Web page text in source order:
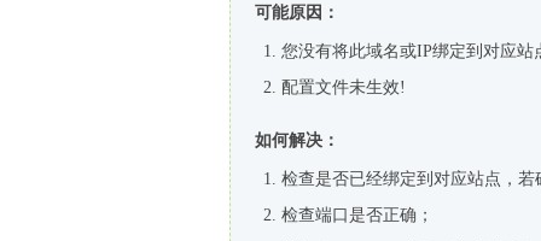
可能原因：
您没有将此域名或IP绑定到对应站
配置文件未生效!
如何解决：
检查是否已经绑定到对应站点，
检查端口是否正确；